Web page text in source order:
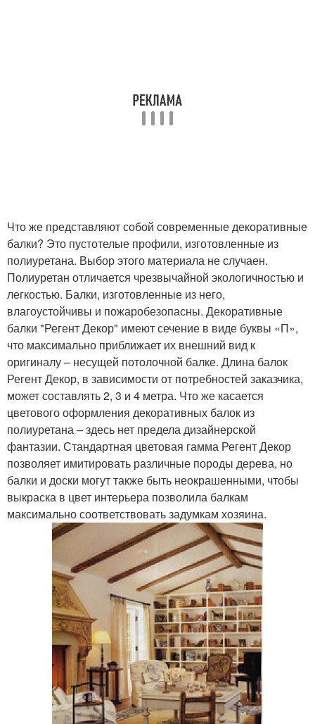
Что же представляют собой современные декоративные
балки? Это пустотелые профили, изготовленные из
полиуретана. Выбор этого материала не случаен.
Полиуретан отличается чрезвычайной экологичностью и
легкостью. Балки, изготовленные из него,
влагоустойчивы и пожаробезопасны. Декоративные
балки "Регент Декор" имеют сечение в виде буквы «П»,
что максимально приближает их внешний вид к
оригиналу – несущей потолочной балке. Длина балок
Регент Декор, в зависимости от потребностей заказчика,
может составлять 2, 3 и 4 метра. Что же касается
цветового оформления декоративных балок из
полиуретана – здесь нет предела дизайнерской
фантазии. Стандартная цветовая гамма Регент Декор
позволяет имитировать различные породы дерева, но
балки и доски могут также быть неокрашенными, чтобы
выкраска в цвет интерьера позволила балкам
максимально соответствовать задумкам хозяина.